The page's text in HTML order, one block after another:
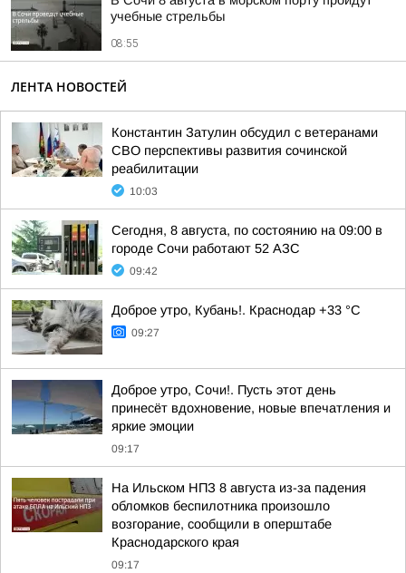
учебные стрельбы
08:55
ЛЕНТА НОВОСТЕЙ
Константин Затулин обсудил с ветеранами
СВО перспективы развития сочинской
реабилитации
10:03
Сегодня, 8 августа, по состоянию на 09:00 в
городе Сочи работают 52 АЗС
09:42
Доброе утро, Кубань!. Краснодар +33 °С
09:27
Доброе утро, Сочи!. Пусть этот день
принесёт вдохновение, новые впечатления и
яркие эмоции
09:17
На Ильском НПЗ 8 августа из-за падения
обломков беспилотника произошло
возгорание, сообщили в оперштабе
Краснодарского края
09:17